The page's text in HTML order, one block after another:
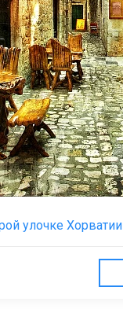
улочке Хорватии